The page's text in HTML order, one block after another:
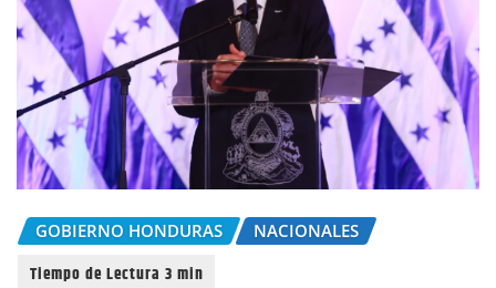
GOBIERNO HONDURAS NACIONALES